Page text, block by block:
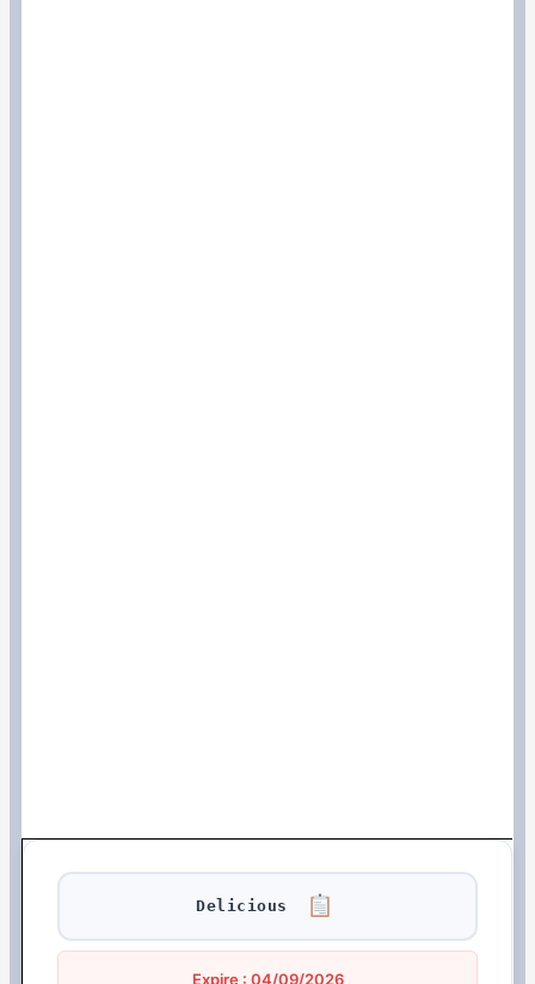
Delicious
Expire : 04/09/2026